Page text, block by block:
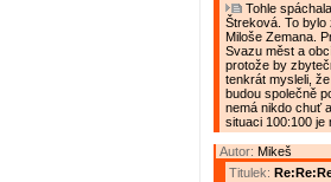
Tohle
Štreková. To
Miloše Zemana.
Svazu měst a
protože by
tenkrát mysleli,
budou společně
nemá nikdo chuť
situaci 100:100 je
Autor: Mikeš
Titulek: